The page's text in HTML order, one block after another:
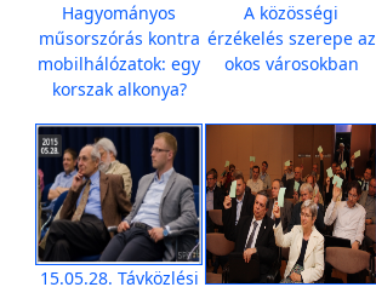
Hagyományos
műsorszórás kontra
mobilhálózatok: egy
korszak alkonya?
A közösségi
érzékelés szerepe az
okos városokban
15.05.28. Távközlési